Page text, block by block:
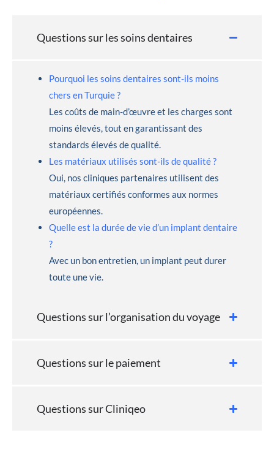
Questions sur les soins dentaires
Pourquoi les soins dentaires sont-ils moins
chers en Turquie ?
Les coûts de main-d’œuvre et les charges sont
moins élevés, tout en garantissant des
standards élevés de qualité.
Les matériaux utilisés sont-ils de qualité ?
Oui, nos cliniques partenaires utilisent des
matériaux certifiés conformes aux normes
européennes.
Quelle est la durée de vie d’un implant dentaire
?
Avec un bon entretien, un implant peut durer
toute une vie.
Questions sur l’organisation du voyage
Questions sur le paiement
Questions sur Cliniqeo